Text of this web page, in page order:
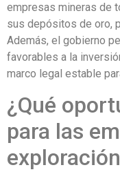
empresas mineras de
sus depósitos de oro,
Además, el gobierno
favorables a la
marco legal estable
¿Qué
para las